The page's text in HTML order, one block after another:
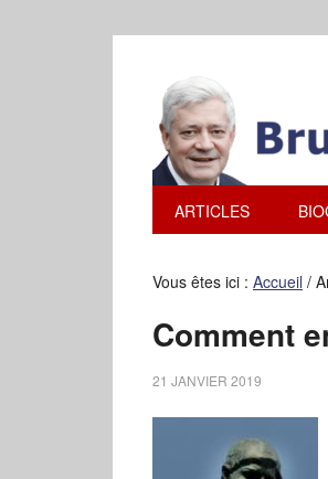
ARTICLES
Vous êtes ici : Accueil /
Comment
21 JANVIER 2019